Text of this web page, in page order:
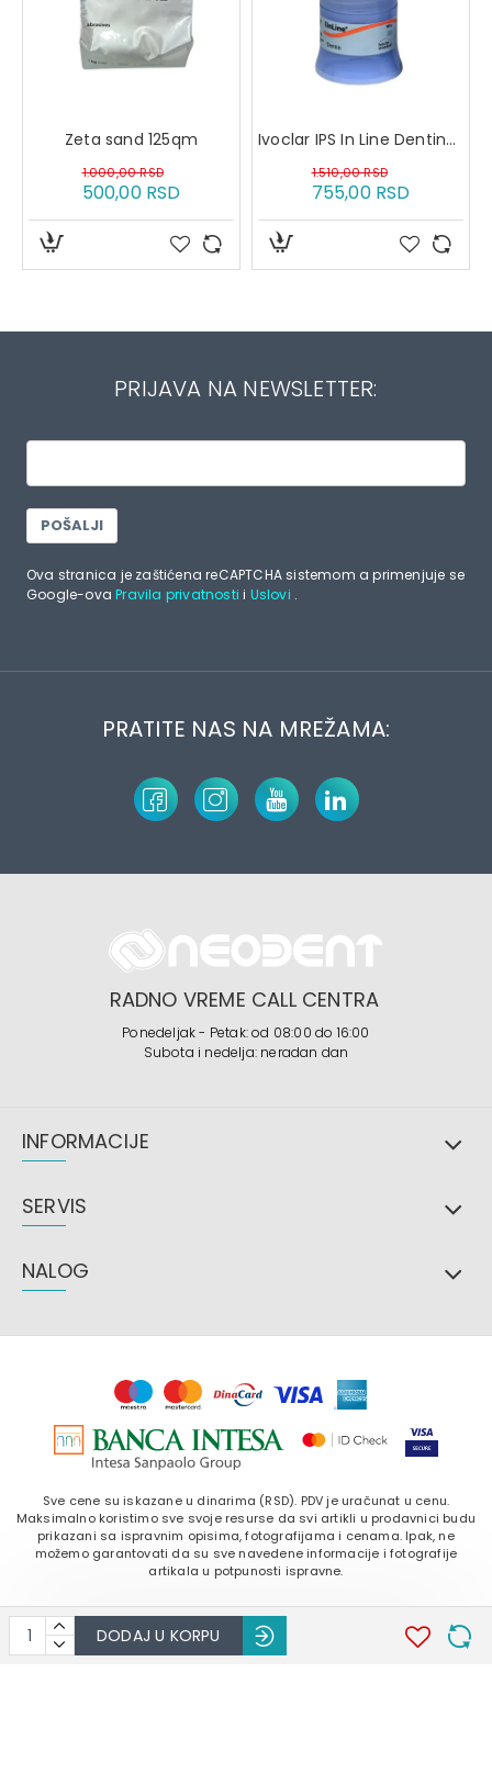
DODAJ U KORPU
Zeta sand 125qm
500,00 RSD
1.000,00 RSD
Ivoclar IPS In Line Dentin/Body 20g D3
755,00 RSD
1.510,00 RSD
PRIJAVA NA NEWSLETTER:
POŠALJI
Ova stranica je zaštićena reCAPTCHA sistemom a primenjuje se
Google-ovaPravila privatnosti i Uslovi .
PRATITE NAS NA MREŽAMA:
RADNO VREME CALL CENTRA
Ponedeljak - Petak: od 08:00 do 16:00
Subota i nedelja: neradan dan
INFORMACIJE
SERVIS
NALOG
Sve cene su iskazane u dinarima (RSD). PDV je uračunat u cenu.
Maksimalno koristimo sve svoje resurse da svi artikli u prodavnici budu
prikazani sa ispravnim opisima, fotografijama i cenama. Ipak, ne
možemo garantovati da su sve navedene informacije i fotografije
artikala u potpunosti ispravne.